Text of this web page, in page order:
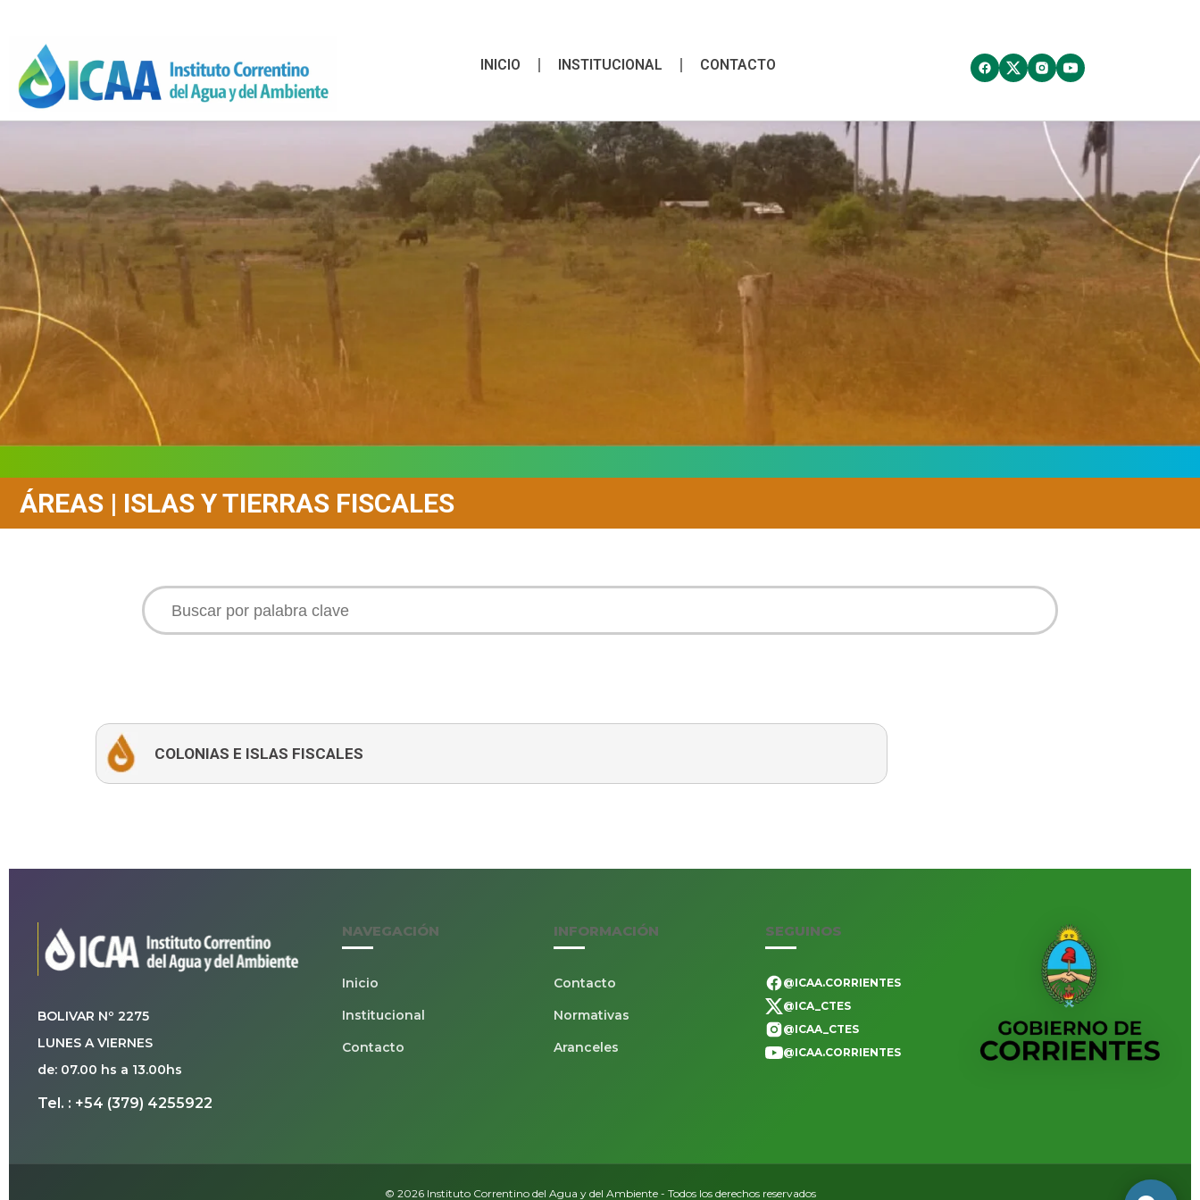
INICIO INSTITUCIONAL CONTACTO
ÁREAS | ISLAS Y TIERRAS FISCALES
COLONIAS E ISLAS FISCALES
BOLIVAR Nº 2275
LUNES A VIERNES
de: 07.00 hs a 13.00hs
Tel. : +54 (379) 4255922
NAVEGACIÓN
Inicio
Institucional
Contacto
INFORMACIÓN
Contacto
Normativas
Aranceles
SEGUINOS
@ICAA.CORRIENTES
@ICA_CTES
@ICAA_CTES
@ICAA.CORRIENTES
© 2026 Instituto Correntino del Agua y del Ambiente - Todos los derechos reservados